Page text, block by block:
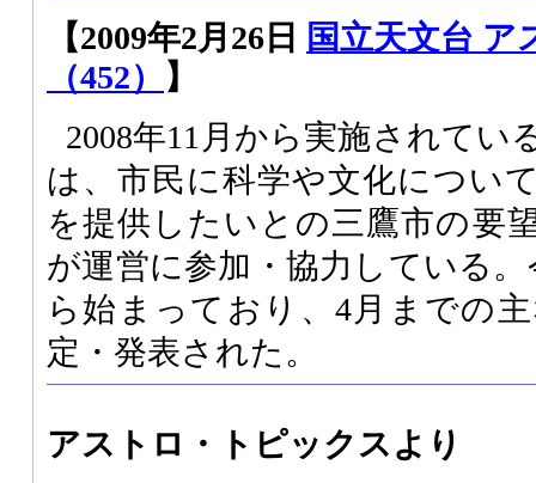
【2009年2月26日
国立天文台 ア
（452）
】
2008年11月から実施されてい
は、市民に科学や文化につい
を提供したいとの三鷹市の要
が運営に参加・協力している
ら始まっており、4月までの
定・発表された。
アストロ・トピックスより